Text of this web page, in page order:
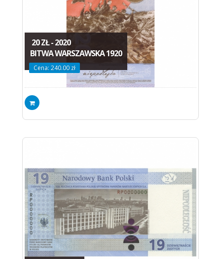
20 ZŁ - 2020
BITWA WARSZAWSKA 1920
Cena: 240.00 zł